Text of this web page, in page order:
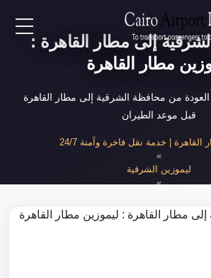
EN
خدمات المطار
إلى مطار القاهرة :
مطار القاهرة
من محافظة الشرقية إلى مطار القاهرة
قبل موعد الطيران
| خدمة نقل فاخرة وآمنة 24/7
ليموزين الشرقية
»